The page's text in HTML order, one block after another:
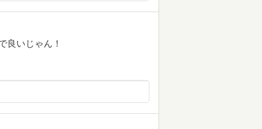
良いじゃん！